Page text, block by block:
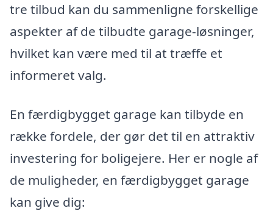
tre tilbud kan du sammenligne forskellige
aspekter af de tilbudte garage-løsninger,
hvilket kan være med til at træffe et
informeret valg.
En færdigbygget garage kan tilbyde en
række fordele, der gør det til en attraktiv
investering for boligejere. Her er nogle af
de muligheder, en færdigbygget garage
kan give dig: